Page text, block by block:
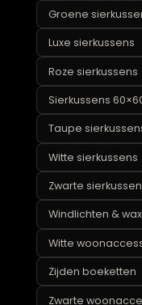
Beige
Blauwe
Bloemen
Bruine
Claudi
Gele
Gouden
Grijze
Luxe